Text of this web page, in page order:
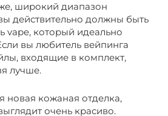
широкий диапазон
действительно должны быть
vape, который идеально
вы любитель вейпинга
входящие в комплект,
лучше.
новая кожаная отделка,
очень красиво.